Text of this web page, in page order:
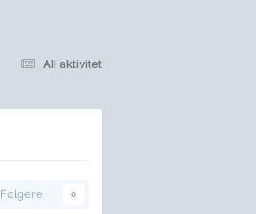
All aktivitet
Følgere 0